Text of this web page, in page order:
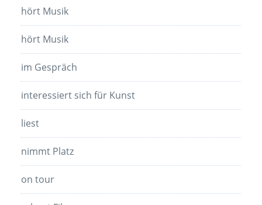
hört Musik
hört Musik
im Gespräch
interessiert sich für Kunst
liest
nimmt Platz
on tour